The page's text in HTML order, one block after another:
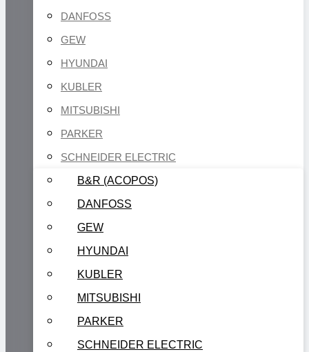
DANFOSS
GEW
HYUNDAI
KUBLER
MITSUBISHI
PARKER
SCHNEIDER ELECTRIC
B&R (ACOPOS)
DANFOSS
GEW
HYUNDAI
KUBLER
MITSUBISHI
PARKER
SCHNEIDER ELECTRIC